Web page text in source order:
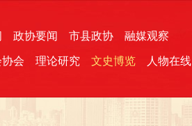
政协要闻 市县政协 融媒观察
会 理论研究 文史博览 人物在线